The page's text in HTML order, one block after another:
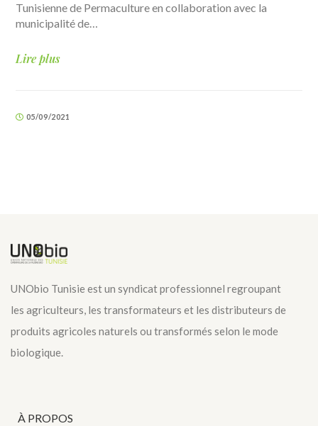
Tunisienne de Permaculture en collaboration avec la
municipalité de…
Lire plus
05/09/2021
UNObio Tunisie est un syndicat professionnel regroupant
les agriculteurs, les transformateurs et les distributeurs de
produits agricoles naturels ou transformés selon le mode
biologique.
À PROPOS